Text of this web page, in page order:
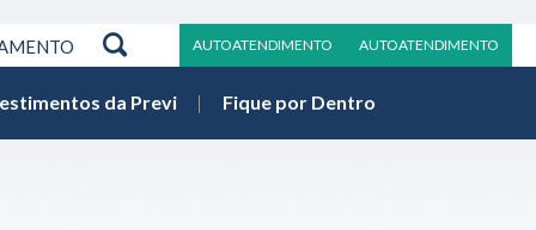
AUTOATENDIMENTO AUTOATENDIMENTO
da Previ Fique por Dentro